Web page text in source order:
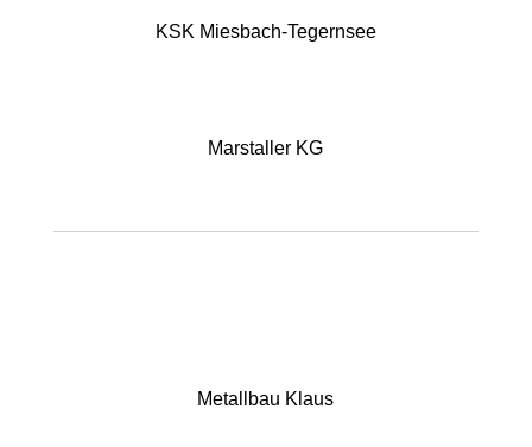
KSK Miesbach-Tegernsee
Marstaller KG
Metallbau Klaus